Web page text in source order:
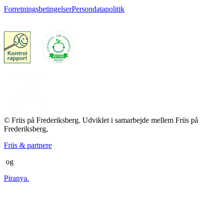
ForretningsbetingelserPersondatapolitik
© Friis på Frederiksberg. Udviklet i samarbejde mellem Friis på
Frederiksberg,
Friis & partnere
og
Piranya.